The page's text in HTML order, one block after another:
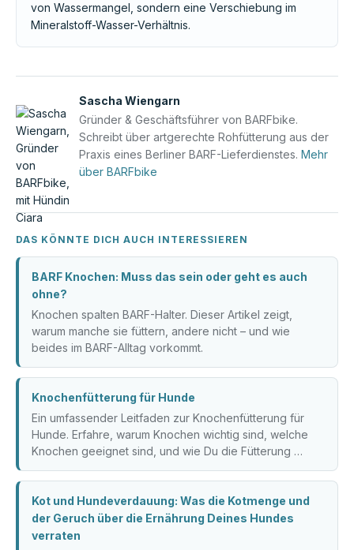
von Wassermangel, sondern eine Verschiebung im
Mineralstoff-Wasser-Verhältnis.
Sascha Wiengarn
Gründer & Geschäftsführer von BARFbike.
Schreibt über artgerechte Rohfütterung aus der
Praxis eines Berliner BARF-Lieferdienstes. Mehr
über BARFbike
DAS KÖNNTE DICH AUCH INTERESSIEREN
BARF Knochen: Muss das sein oder geht es auch
ohne?
Knochen spalten BARF-Halter. Dieser Artikel zeigt,
warum manche sie füttern, andere nicht – und wie
beides im BARF-Alltag vorkommt.
Knochenfütterung für Hunde
Ein umfassender Leitfaden zur Knochenfütterung für
Hunde. Erfahre, warum Knochen wichtig sind, welche
Knochen geeignet sind, und wie Du die Fütterung …
Kot und Hundeverdauung: Was die Kotmenge und
der Geruch über die Ernährung Deines Hundes
verraten